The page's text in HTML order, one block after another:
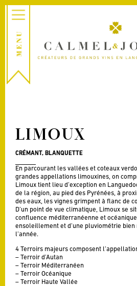
LIMOUX
CRÉMANT, BLANQUETTE
En parcourant les vallées et coteaux
grandes appellations limouxines, on
Limoux tient lieu d’exception en
de la région, au pied des Pyrénées, à
des eaux, les vignes grimpent à flanc de
D’un point de vue climatique, Limoux se
confluence méditerranéenne et
ensoleillement et d’une pluviométrie
l’année.
4 Terroirs majeurs composent
– Terroir d’Autan
– Terroir Méditerranéen
– Terroir Océanique
– Terroir Haute Vallée